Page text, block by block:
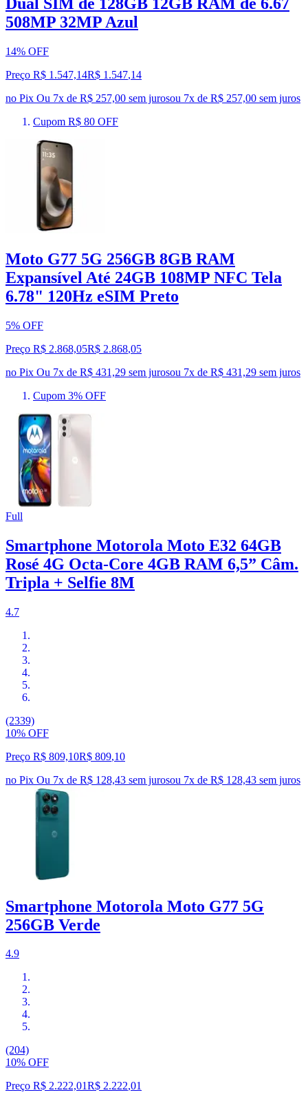
508MP 32MP Azul
14% OFF
Preço R$ 1.547,14R$ 1.547,14
no Pix Ou 7x de R$ 257,00 sem jurosou 7x de R$ 257,00 sem juros
Cupom R$ 80 OFF
Moto G77 5G 256GB 8GB RAM
Expansível Até 24GB 108MP NFC Tela
6.78" 120Hz eSIM Preto
5% OFF
Preço R$ 2.868,05R$ 2.868,05
no Pix Ou 7x de R$ 431,29 sem jurosou 7x de R$ 431,29 sem juros
Cupom 3% OFF
Full
Smartphone Motorola Moto E32 64GB
Rosé 4G Octa-Core 4GB RAM 6,5” Câm.
Tripla + Selfie 8M
4.7
(2339)
10% OFF
Preço R$ 809,10R$ 809,10
no Pix Ou 7x de R$ 128,43 sem jurosou 7x de R$ 128,43 sem juros
Smartphone Motorola Moto G77 5G
256GB Verde
4.9
(204)
10% OFF
Preço R$ 2.222,01R$ 2.222,01